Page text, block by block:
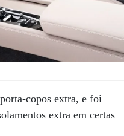
copos extra, e foi
extra em certas